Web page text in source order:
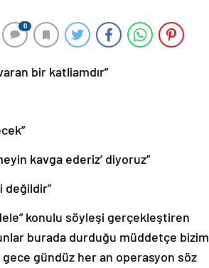
0
bir katliamdır”
kavga ederiz’ diyoruz”
değildir”
konulu söyleşi gerçekleştiren
burada durduğu müddetçe bizim
gündüz her an operasyon söz